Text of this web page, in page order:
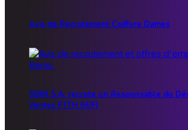
Avis de Recrutement Coiffure Dames
SBIN S.A. recrute un Responsable du
Ventes FTTH (H/F)